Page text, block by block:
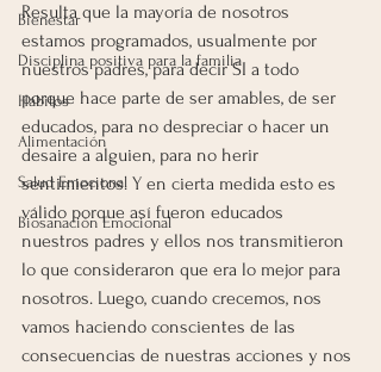
Bienestar
Disciplina positiva para la familia
Hábitos
Alimentación
Salud Emocional
Biosanación Emocional
Resulta que la mayoría de nosotros
estamos programados, usualmente por
nuestros padres, para decir SI a todo
porque hace parte de ser amables, de ser
educados, para no despreciar o hacer un
desaire a alguien, para no herir
sentimientos. Y en cierta medida esto es
válido porque así fueron educados
nuestros padres y ellos nos transmitieron
lo que consideraron que era lo mejor para
nosotros. Luego, cuando crecemos, nos
vamos haciendo conscientes de las
consecuencias de nuestras acciones y nos